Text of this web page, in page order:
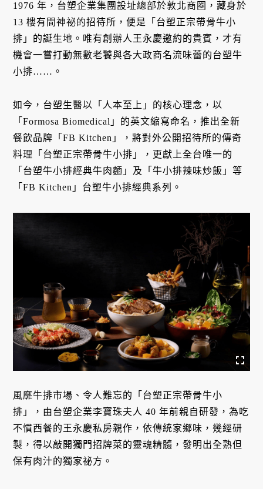
1976 年，台塑企業集團設址總部於敦北商圈，藏身於
13 樓有間神祕的招待所，便是「台塑正宗帶骨牛小
排」的誕生地。唯有創辦人王永慶邀約的貴賓，才有
機會一嘗打動無數老饕與各大政商名流味蕾的台塑牛
小排……。
如今，台塑生醫以「人本至上」的核心理念，以
「Formosa Biomedical」的英文縮寫命名，推出全新
餐飲品牌「FB Kitchen」，將對外公開招待所的傳奇
料理「台塑正宗帶骨牛小排」，更獻上全台唯一的
「台塑牛小排經典牛肉麵」及「牛小排辣味炒飯」等
「FB Kitchen」台塑牛小排經典系列。
風靡牛排市場、令人難忘的「台塑正宗帶骨牛小
排」，由台塑企業李寶珠夫人 40 年前親自研發，為吃
不慣西餐的王永慶私房親作，依傳統家鄉味，幾經研
製，得以敲開獨門招牌菜的靈魂精髓，發明出全熟但
保有肉汁的獨家祕方。